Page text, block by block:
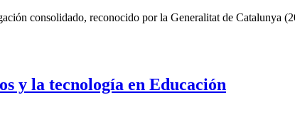
consolidado, reconocido por la Generalitat de Catalunya
y la tecnología en Educación